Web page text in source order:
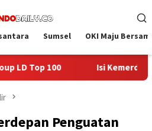
Sumsel OKI Maju
dengan Kepedulian, Lapas
Penguatan